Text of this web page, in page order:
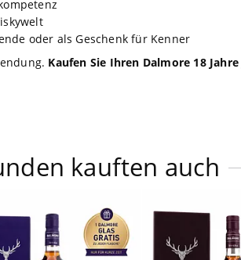
oder als Geschenk für Kenner
Kaufen Sie Ihren Dalmore 18
kauften auch